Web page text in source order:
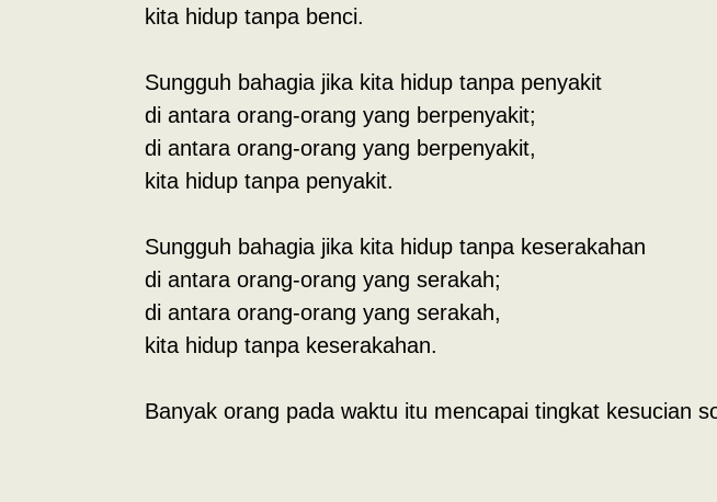
kita hidup tanpa benci.
Sungguh bahagia jika kita hidup tanpa penyakit
di antara orang-orang yang berpenyakit;
di antara orang-orang yang berpenyakit,
kita hidup tanpa penyakit.
Sungguh bahagia jika kita hidup tanpa keserakahan
di antara orang-orang yang serakah;
di antara orang-orang yang serakah,
kita hidup tanpa keserakahan.
Banyak orang pada waktu itu mencapai tingkat kesucian